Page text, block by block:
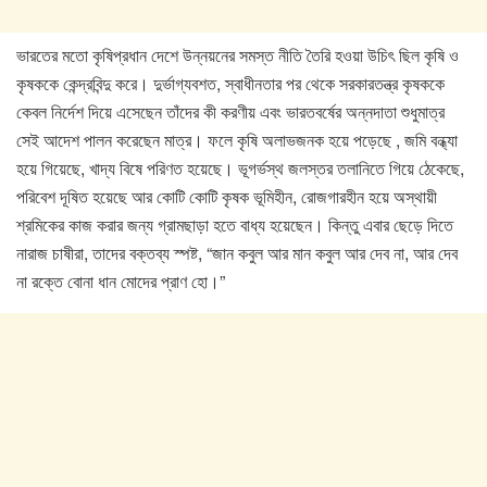
ভারতের মতো কৃষিপ্রধান দেশে উন্নয়নের সমস্ত নীতি তৈরি হওয়া উচিৎ ছিল কৃষি ও
কৃষককে কেন্দ্রবিন্দু করে। দুর্ভাগ্যবশত, স্বাধীনতার পর থেকে সরকারতন্ত্র কৃষককে
কেবল নির্দেশ দিয়ে এসেছেন তাঁদের কী করণীয় এবং ভারতবর্ষের অন্নদাতা শুধুমাত্র
সেই আদেশ পালন করেছেন মাত্র। ফলে কৃষি অলাভজনক হয়ে পড়েছে , জমি বন্ধ্যা
হয়ে গিয়েছে, খাদ্য বিষে পরিণত হয়েছে। ভূগর্ভস্থ জলস্তর তলানিতে গিয়ে ঠেকেছে,
পরিবেশ দূষিত হয়েছে আর কোটি কোটি কৃষক ভূমিহীন, রোজগারহীন হয়ে অস্থায়ী
শ্রমিকের কাজ করার জন্য গ্রামছাড়া হতে বাধ্য হয়েছেন। কিন্তু এবার ছেড়ে দিতে
নারাজ চাষীরা, তাদের বক্তব্য স্পষ্ট, “জান কবুল আর মান কবুল আর দেব না, আর দেব
না রক্তে বোনা ধান মোদের প্রাণ হো।”